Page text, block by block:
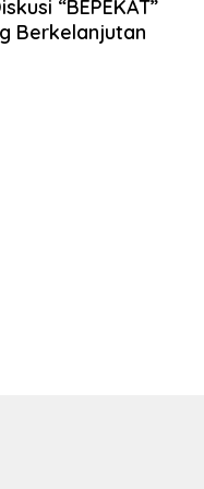
“BEPEKAT”
Berkelanjutan